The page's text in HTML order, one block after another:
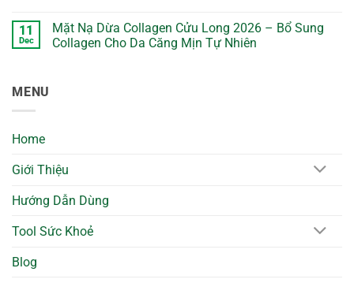
on
Mặt
Nạ
Làm
Vùng
Mắt
11
Dec
Mặt Nạ Dừa Collagen Cửu Long 2026 – Bổ Sung
Collagen Cho Da Căng Mịn Tự Nhiên
Bổ
Collagen
Cho
Mịn
MENU
Home
Giới Thiệu
Hướng Dẫn Dùng
Tool Sức Khoẻ
Blog